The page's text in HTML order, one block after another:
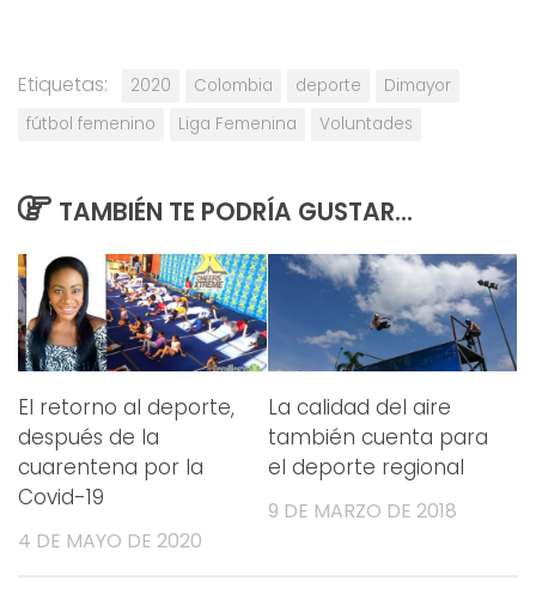
Etiquetas: 2020 Colombia deporte
Dimayor
fútbol femenino
Liga Femenina Voluntades
TAMBIÉN TE PODRÍA GUSTAR...
El retorno al deporte,
después de la
cuarentena por la
Covid-19
4 DE MAYO DE 2020
La calidad del aire
también cuenta para
el deporte regional
9 DE MARZO DE 2018